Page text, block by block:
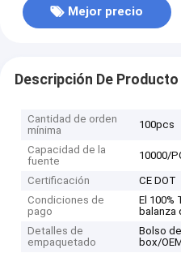
Mejor precio
Descripción De Producto
Cantidad de orden
mínima
100pcs
Capacidad de la
fuente
10000/
Certificación
CE DOT
Condiciones de
pago
El 100%
balanza
Detalles de
empaquetado
Bolso
box/